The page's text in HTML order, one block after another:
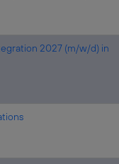
2027 (m/w/d) in